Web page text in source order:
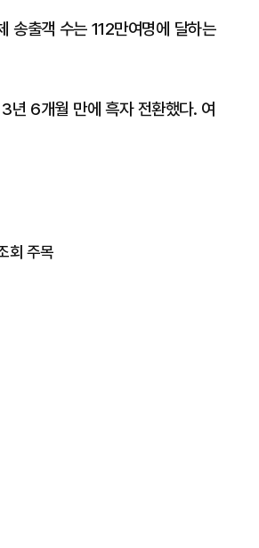
송출객 수는 112만여명에 달하는
년 6개월 만에 흑자 전환했다. 여
회 주목